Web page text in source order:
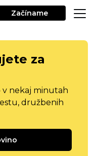
Začíname
za
v nekaj minutah
družbenih